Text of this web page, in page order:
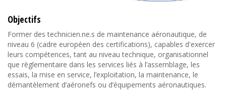
Objectifs
Former des technicien.ne.s de maintenance aéronautique, de
niveau 6 (cadre européen des certifications), capables d'exercer
leurs compétences, tant au niveau technique, organisationnel
que règlementaire dans les services liés à l’assemblage, les
essais, la mise en service, l’exploitation, la maintenance, le
démantèlement d’aéronefs ou d’équipements aéronautiques.